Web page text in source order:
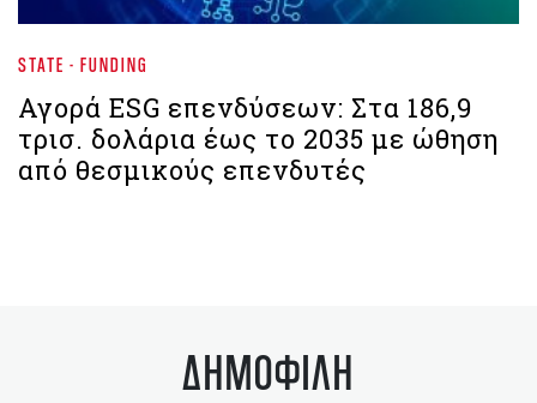
STATE - FUNDING
Αγορά ESG επενδύσεων: Στα 186,9
τρισ. δολάρια έως το 2035 με ώθηση
από θεσμικούς επενδυτές
ΔΗΜΟΦΙΛΗ